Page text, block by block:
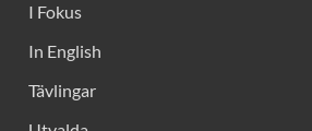
I Fokus
In English
Tävlingar